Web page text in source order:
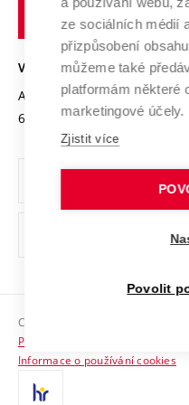
Open Science
Projekty
Projekty ze strukturálních
Specifický výzkum
Mezinárodní dohody
Univerzitní sítě
Podnikavá univerzita /
Bezpečná univerzita
Vyznamenání
Organizační struktura
Ochrana osobních údajů
odkaz)
Sociální bezpečí
HR Award
VYSOKÉ UČENÍ TECHNICKÉ
Antonínská 548/1
602 00 Brno
Copyright © 2026 VUT
Prohlášení o přístupnosti
Informace o používání cookies
ze sociálních médií
přizpůsobení
můžeme také
platformám některé
marketingové účely.
Zjistit více
Povolit